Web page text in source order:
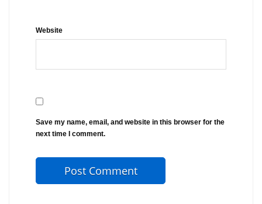
Website
Save my name, email, and website in this browser for the
next time I comment.